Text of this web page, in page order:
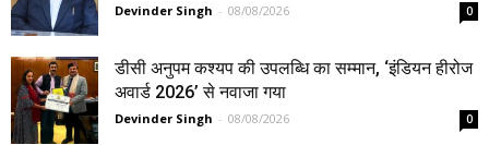
Devinder Singh - 08/08/2026 0
डीसी अनुपम कश्यप की उपलब्धि का सम्मान, ‘इंडियन हीरोज
अवार्ड 2026’ से नवाजा गया
Devinder Singh - 08/08/2026 0